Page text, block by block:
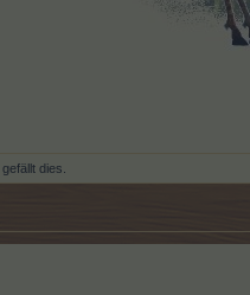
gefällt dies.